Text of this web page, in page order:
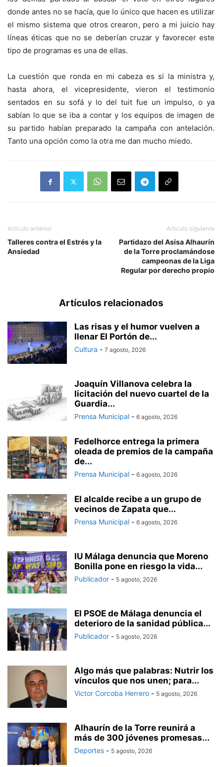
donde antes no se hacía, que lo único que hacen es utilizar
el mismo sistema que otros crearon, pero a mi juicio hay
líneas éticas que no se deberían cruzar y favorecer este
tipo de programas es una de ellas.
La cuestión que ronda en mi cabeza es si la ministra y,
hasta ahora, el vicepresidente, vieron el testimonio
sentados en su sofá y lo del tuit fue un impulso, o ya
sabían lo que se iba a contar y los equipos de imagen de
su partido habían preparado la campaña con antelación.
Tanto una opción como la otra me dan mucho miedo.
Artículo anterior
Talleres contra el Estrés y la
Ansiedad
Artículo siguiente
Partidazo del Asisa Alhaurín
de la Torre proclamándose
campeonas de la Liga
Regular por derecho propio
Artículos relacionados
Las risas y el humor vuelven a
llenar El Portón de...
Cultura - 7 agosto, 2026
Joaquín Villanova celebra la
licitación del nuevo cuartel de la
Guardia...
Prensa Municipal - 6 agosto, 2026
Fedelhorce entrega la primera
oleada de premios de la campaña
de...
Prensa Municipal - 6 agosto, 2026
El alcalde recibe a un grupo de
vecinos de Zapata que...
Prensa Municipal - 6 agosto, 2026
IU Málaga denuncia que Moreno
Bonilla pone en riesgo la vida...
Publicador - 5 agosto, 2026
El PSOE de Málaga denuncia el
deterioro de la sanidad pública...
Publicador - 5 agosto, 2026
Algo más que palabras: Nutrir los
vínculos que nos unen; para...
Victor Corcoba Herrero - 5 agosto, 2026
Alhaurín de la Torre reunirá a
más de 300 jóvenes promesas...
Deportes - 5 agosto, 2026